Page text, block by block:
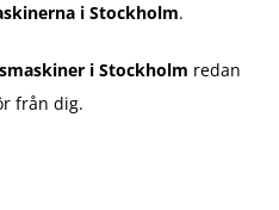
i Stockholm.
i Stockholm redan
från dig.